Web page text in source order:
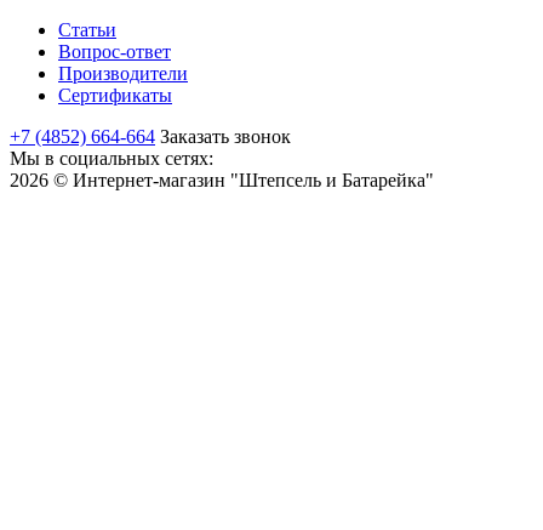
Статьи
Вопрос-ответ
Производители
Сертификаты
+7 (4852) 664-664 Заказать звонок
Мы в социальных сетях:
2026 © Интернет-магазин "Штепсель и Батарейка"